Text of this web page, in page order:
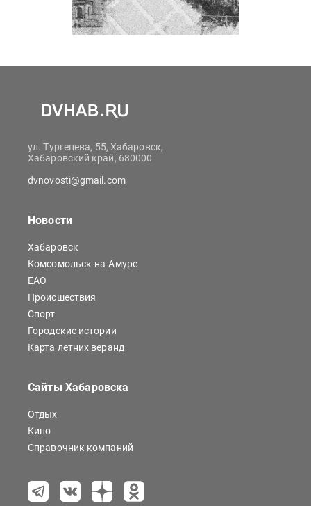
ул. Тургенева, 55, Хабаровск,
Хабаровский край, 680000
dvnovosti@gmail.com
Новости
Хабаровск
Комсомольск-на-Амуре
ЕАО
Происшествия
Спорт
Городские истории
Карта летних веранд
Сайты Хабаровска
Отдых
Кино
Справочник компаний